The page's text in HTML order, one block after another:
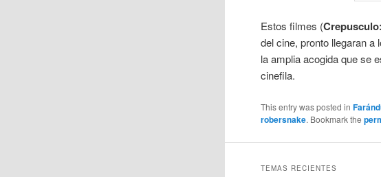
Estos filmes (
del cine, pronto llegaran
la amplia acogida que se
cinefila.
This entry was posted in
robersnake. Bookmark the
TEMAS RECIENTES